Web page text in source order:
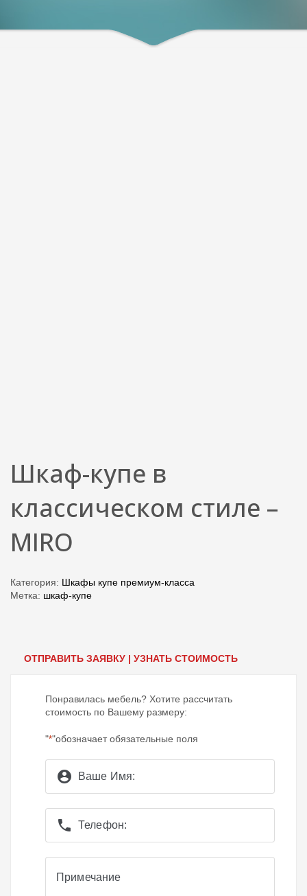
Шкаф-купе в
классическом стиле –
MIRO
Категория: Шкафы купе премиум-класса
Метка: шкаф-купе
ОТПРАВИТЬ ЗАЯВКУ | УЗНАТЬ СТОИМОСТЬ
Понравилась мебель? Хотите рассчитать
стоимость по Вашему размеру:
"*"обозначает обязательные поля
account_circle Ваше Имя:
phone Телефон:
Примечание